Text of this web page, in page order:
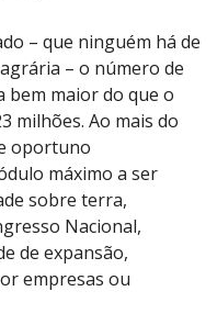
– que ninguém há de
– o número de
bem maior do que o
milhões. Ao mais do
oportuno
máximo a ser
sobre terra,
Nacional,
de expansão,
empresas ou